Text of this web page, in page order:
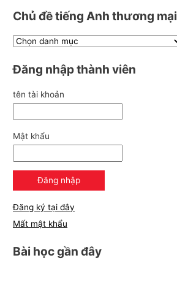
Chủ đề tiếng Anh thương mại
Đăng nhập thành viên
tên tài khoản
Mật khẩu
Đăng ký tại đây
Mất mật khẩu
Bài học gần đây